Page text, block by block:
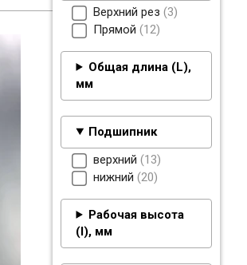
Верхний рез 3
Прямой 12
Общая длина (L),
мм
Подшипник
верхний 13
нижний 20
Рабочая высота
(I), мм